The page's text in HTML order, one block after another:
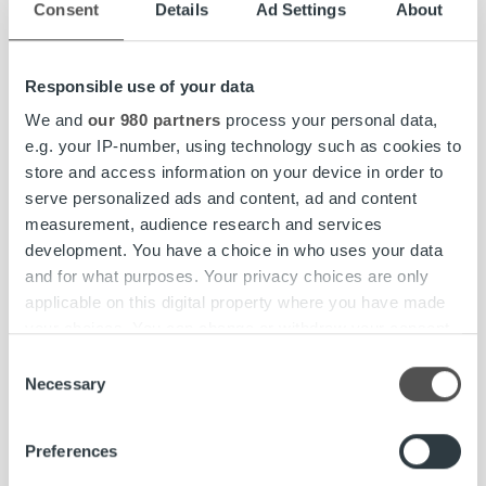
Consent Details Ad Settings About
Responsible use of your data
We and our 980 partners process your personal data,
e.g. your IP-number, using technology such as cookies to
store and access information on your device in order to
serve personalized ads and content, ad and content
measurement, audience research and services
development. You have a choice in who uses your data
and for what purposes. Your privacy choices are only
applicable on this digital property where you have made
the Privacy trigger icon.
Find out more about how your personal data is processed
and set your preferences in the
Selection
Necessary
Preferences
Ajankohtaista
MyRopo kehittyy – tekoäly tuo asiointiin
sujuvuutta
Lue lisää